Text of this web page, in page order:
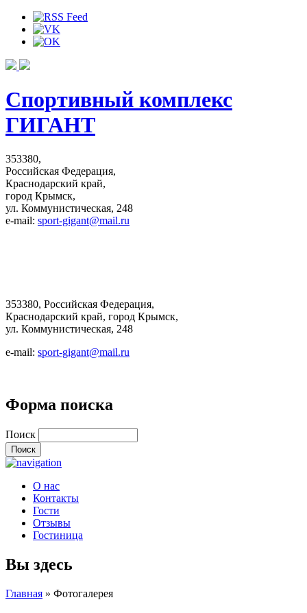
Спортивный комплекс
ГИГАНТ
353380,
Российская Федерация,
Краснодарский край,
город Крымск,
ул. Коммунистическая, 248
e-mail: sport-gigant@mail.ru
353380, Российская Федерация,
Краснодарский край, город Крымск,
ул. Коммунистическая, 248
e-mail: sport-gigant@mail.ru
Форма поиска
Поиск
О нас
Контакты
Гости
Отзывы
Гостиница
Вы здесь
Главная » Фотогалерея